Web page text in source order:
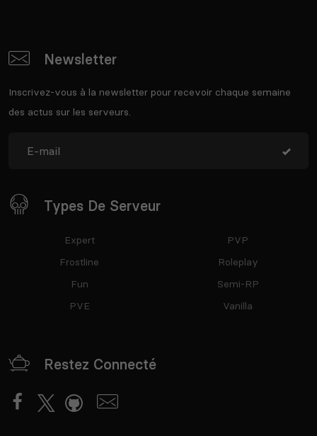
Newsletter
Inscrivez-vous à la newsletter pour recevoir chaque semaine
des actus sur les serveurs.
Types De Serveur
Expert
Frostline
Fun
PVE
PVP
Roleplay
Semi-RP
Vanilla
Restez Connecté